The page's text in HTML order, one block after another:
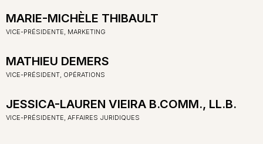
MARIE-MICHÈLE THIBAULT
VICE-PRÉSIDENTE, MARKETING
MATHIEU DEMERS
VICE-PRÉSIDENT, OPÉRATIONS
JESSICA-LAUREN VIEIRA B.COMM., LL.B.
VICE-PRÉSIDENTE, AFFAIRES JURIDIQUES